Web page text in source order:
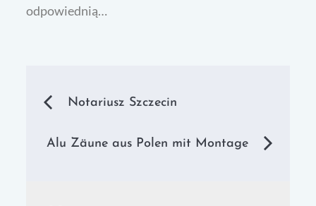
odpowiednią…
Nawigacja
wpisu
Notariusz Szczecin
Alu Zäune aus Polen mit Montage